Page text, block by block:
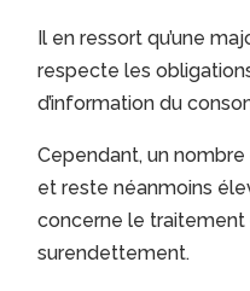
Il en ressort qu’une
respecte les
d’information du
Cependant, un
et reste néanmoins
concerne le traitement
surendettement.